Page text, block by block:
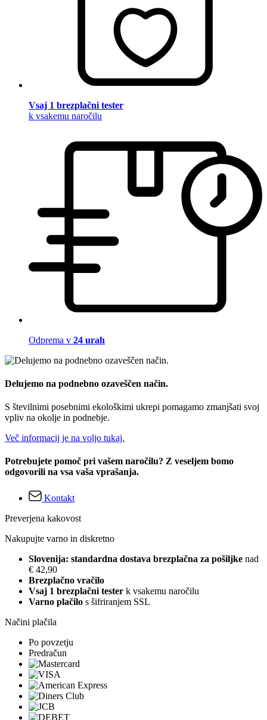
Vsaj 1 brezplačni tester
k vsakemu naročilu
Odprema v 24 urah
Delujemo na podnebno ozaveščen način.
S številnimi posebnimi ekološkimi ukrepi pomagamo zmanjšati svoj
vpliv na okolje in podnebje.
Več informacij je na voljo tukaj.
Potrebujete pomoč pri vašem naročilu? Z veseljem bomo
odgovorili na vsa vaša vprašanja.
Kontakt
Preverjena kakovost
Nakupujte varno in diskretno
Slovenija: standardna dostava brezplačna za pošiljke nad
€ 42,90
Brezplačno vračilo
Vsaj 1 brezplačni tester k vsakemu naročilu
Varno plačilo s šifriranjem SSL
Načini plačila
Po povzetju
Predračun